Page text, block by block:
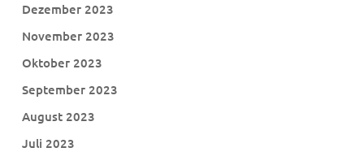
Dezember 2023
November 2023
Oktober 2023
September 2023
August 2023
Juli 2023